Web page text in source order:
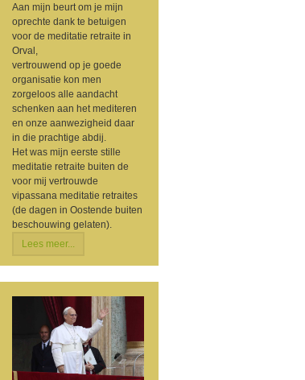
Aan mijn beurt om je mijn
oprechte dank te betuigen
voor de meditatie retraite in
Orval,
vertrouwend op je goede
organisatie kon men
zorgeloos alle aandacht
schenken aan het mediteren
en onze aanwezigheid daar
in die prachtige abdij.
Het was mijn eerste stille
meditatie retraite buiten de
voor mij vertrouwde
vipassana meditatie retraites
(de dagen in Oostende buiten
beschouwing gelaten).
Lees meer...